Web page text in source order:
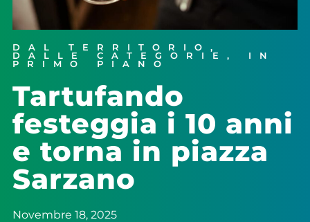
DAL TERRITORIO ,
DALLE CATEGORIE , IN
PRIMO PIANO
Tartufando
festeggia i 10 anni
e torna in piazza
Sarzano
Novembre 18, 2025